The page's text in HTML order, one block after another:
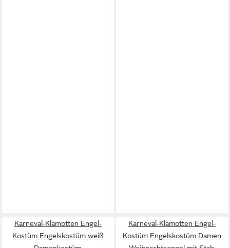
Karneval-Klamotten Engel-
Kostüm Engelskostüm weiß
Karneval-Klamotten Engel-
Kostüm Engelskostüm Damen